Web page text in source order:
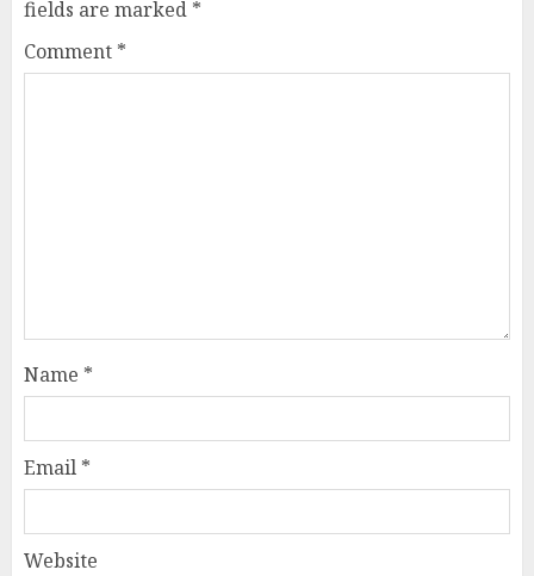
fields are marked *
Comment *
Name *
Email *
Website